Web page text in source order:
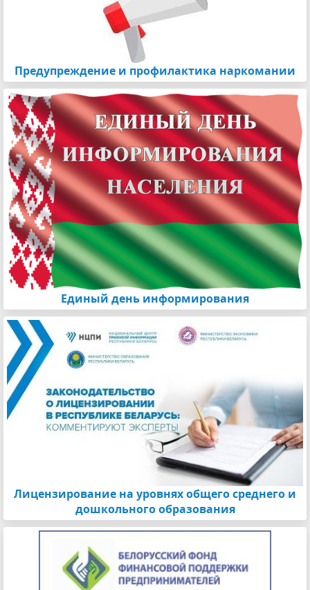
Предупреждение и профилактика наркомании
Единый день информирования
Лицензирование на уровнях общего среднего и
дошкольного образования